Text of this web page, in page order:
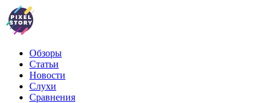
Обзоры
Статьи
Новости
Слухи
Сравнения